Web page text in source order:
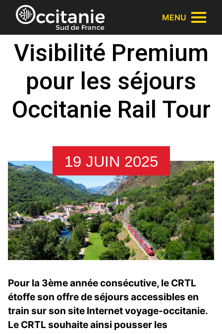
Panneau de gestion des cookies
MENU
Visibilité Premium
pour les séjours
Occitanie Rail Tour
19 JUIN 2025
Pour la 3ème année consécutive, le CRTL
étoffe son offre de séjours accessibles en
train sur son site Internet voyage-occitanie.
Le CRTL souhaite ainsi pousser les